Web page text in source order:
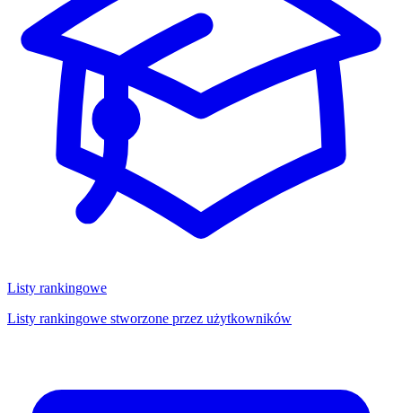
Listy rankingowe
Listy rankingowe stworzone przez użytkowników